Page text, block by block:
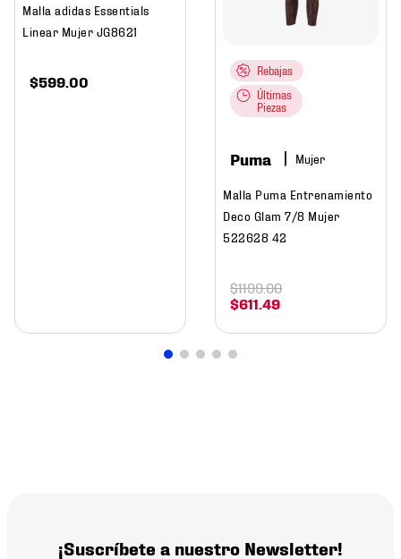
Malla adidas Essentials
Linear Mujer JG8621
$599 00
Rebajas
Últimas
Piezas
Puma Mujer
Malla Puma Entrenamiento
Deco Glam 7/8 Mujer
522628 42
$611 49
$1199.00
¡Suscríbete a nuestro Newsletter!